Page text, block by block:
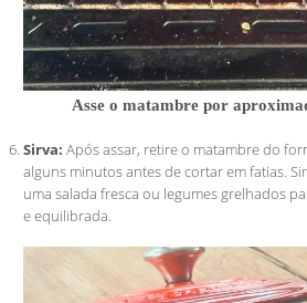
Asse o matambre por
Sirva: Após assar, retire o matambre do
alguns minutos antes de cortar em fatias.
uma salada fresca ou legumes grelhados
e equilibrada.